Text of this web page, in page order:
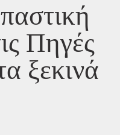
Πηγές
ξεκινά